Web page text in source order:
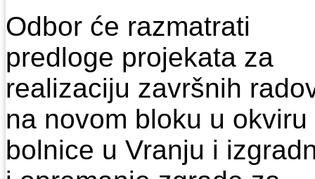
Odbor će razmatrati
predloge projekata za
realizaciju završnih
na novom bloku u okviru
bolnice u Vranju i